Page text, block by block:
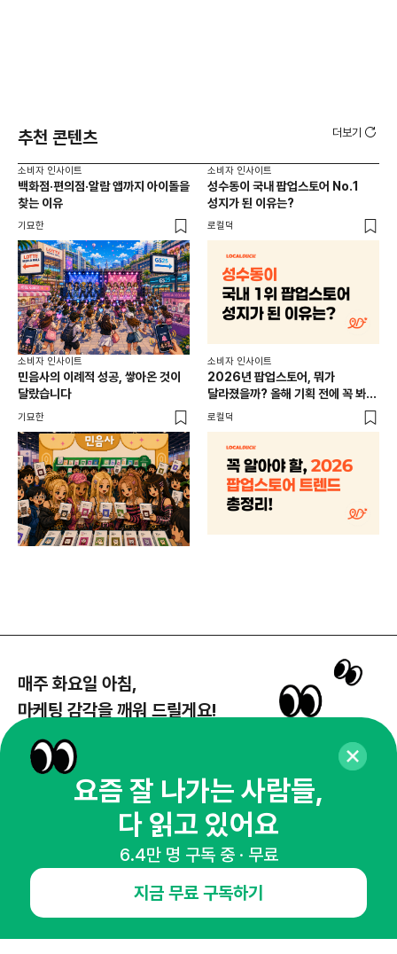
추천 콘텐츠 더보기
소비자 인사이트
백화점·편의점·알람 앱까지 아이돌을
찾는 이유
기묘한
소비자 인사이트
성수동이 국내 팝업스토어 No.1
성지가 된 이유는?
로컬덕
소비자 인사이트
민음사의 이례적 성공, 쌓아온 것이
달랐습니다
기묘한
소비자 인사이트
2026년 팝업스토어, 뭐가
달라졌을까? 올해 기획 전에 꼭 봐야
할 트렌드 4가지
로컬덕
매주 화요일 아침,
마케팅 감각을 깨워 드릴게요!
뉴스레터 구독하기
오픈애즈란
요즘 잘 나가는 사람들,
다 읽고 있어요
6.4만 명 구독 중 · 무료
지금 무료 구독하기